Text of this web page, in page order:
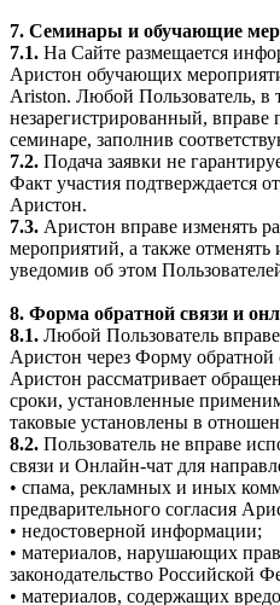
7. Семинары и обучающие
7.1. На Сайте размещается
Аристон обучающих
Ariston. Любой Пользователь, в
незарегистрированный, вправе
семинаре, заполнив
7.2. Подача заявки не
Факт участия подтверждается
Аристон.
7.3. Аристон вправе изменять
мероприятий, а также отменять
уведомив об этом
8. Форма обратной связи и
8.1. Любой Пользователь
Аристон через Форму
Аристон рассматривает
сроки, установленные
таковые установлены в
8.2. Пользователь не вправе
связи и Онлайн-чат для
• спама, рекламных и иных
предварительного согласия
• недостоверной информации;
• материалов, нарушающих
законодательство Российской
• материалов, содержащих